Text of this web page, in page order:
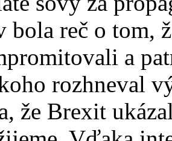
bola reč o tom,
a
rozhneval
že Brexit